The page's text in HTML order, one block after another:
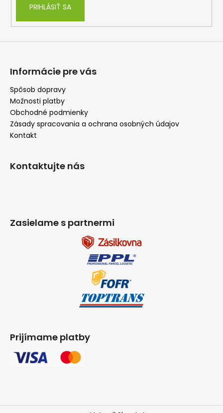
k
PRIHLÁSIŤ SA
Informácie pre vás
Spôsob dopravy
Možnosti platby
Obchodné podmienky
Zásady spracovania a ochrana osobných údajov
Kontakt
Kontaktujte nás
Zasielame s partnermi
Prijímame platby